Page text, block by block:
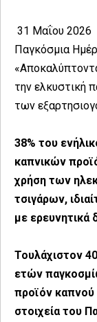
31 Μαΐου 2026
Παγκόσμια
την ελκυστική
των
38% του
καπνικών
χρήση των
τσιγάρων,
με
Τουλάχιστον
ετών
προϊόν καπνού
στοιχεία του